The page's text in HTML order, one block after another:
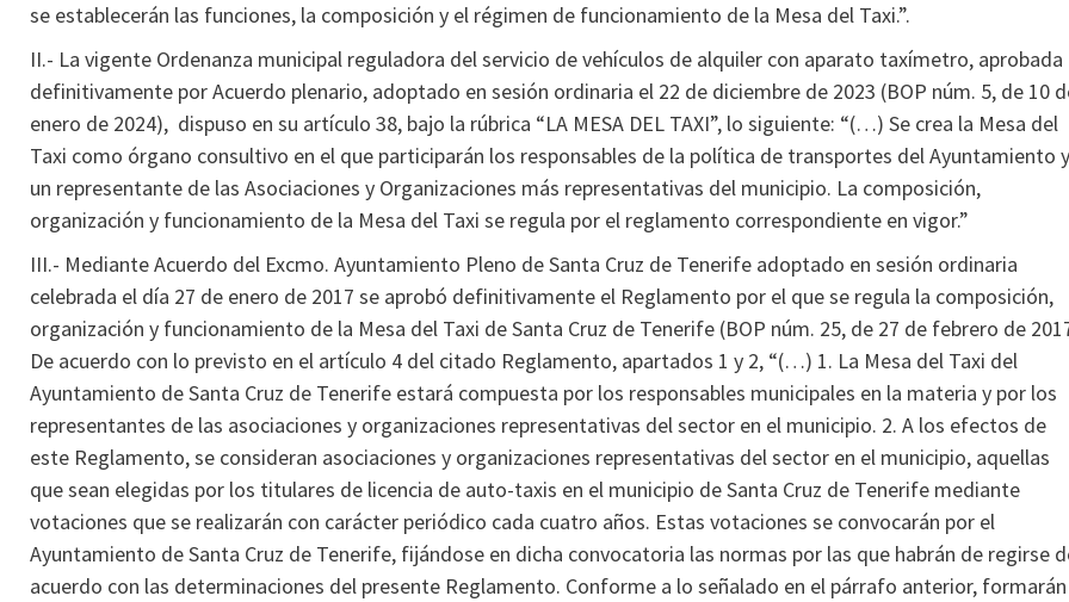
se establecerán las funciones, la composición y el régimen de funcionamiento de la Mesa del Taxi.”.
II.- La vigente Ordenanza municipal reguladora del servicio de vehículos de alquiler con aparato taxímetro, aprobada
definitivamente por Acuerdo plenario, adoptado en sesión ordinaria el 22 de diciembre de 2023 (BOP núm. 5, de 10
enero de 2024), dispuso en su artículo 38, bajo la rúbrica “LA MESA DEL TAXI”, lo siguiente: “(…) Se crea la Mesa del
Taxi como órgano consultivo en el que participarán los responsables de la política de transportes del Ayuntamiento y
un representante de las Asociaciones y Organizaciones más representativas del municipio. La composición,
organización y funcionamiento de la Mesa del Taxi se regula por el reglamento correspondiente en vigor.”
III.- Mediante Acuerdo del Excmo. Ayuntamiento Pleno de Santa Cruz de Tenerife adoptado en sesión ordinaria
celebrada el día 27 de enero de 2017 se aprobó definitivamente el Reglamento por el que se regula la composición,
organización y funcionamiento de la Mesa del Taxi de Santa Cruz de Tenerife (BOP núm. 25, de 27 de febrero de
De acuerdo con lo previsto en el artículo 4 del citado Reglamento, apartados 1 y 2, “(…) 1. La Mesa del Taxi del
Ayuntamiento de Santa Cruz de Tenerife estará compuesta por los responsables municipales en la materia y por los
representantes de las asociaciones y organizaciones representativas del sector en el municipio. 2. A los efectos de
este Reglamento, se consideran asociaciones y organizaciones representativas del sector en el municipio, aquellas
que sean elegidas por los titulares de licencia de auto-taxis en el municipio de Santa Cruz de Tenerife mediante
votaciones que se realizarán con carácter periódico cada cuatro años. Estas votaciones se convocarán por el
Ayuntamiento de Santa Cruz de Tenerife, fijándose en dicha convocatoria las normas por las que habrán de regirse
acuerdo con las determinaciones del presente Reglamento. Conforme a lo señalado en el párrafo anterior, formarán